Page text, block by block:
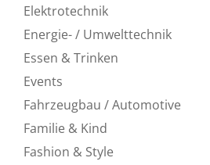
Elektrotechnik
Energie- / Umwelttechnik
Essen & Trinken
Events
Fahrzeugbau / Automotive
Familie & Kind
Fashion & Style